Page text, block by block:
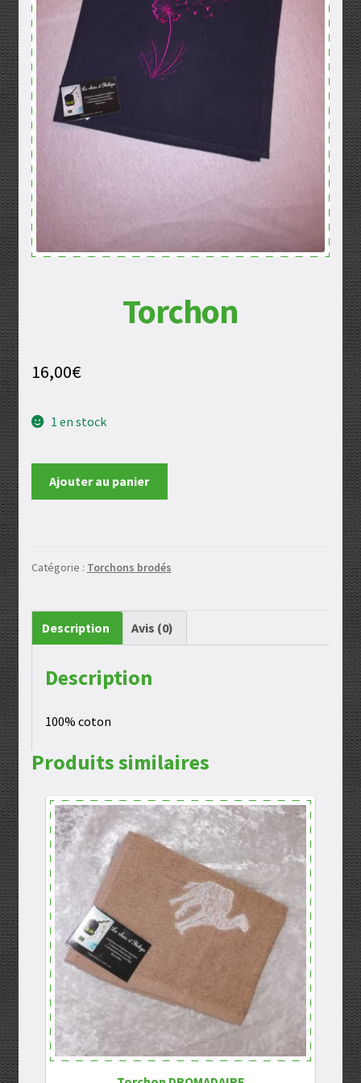
Mentions légales
Mon compte
Panier
Politique de confidentialité
Validation de la commande
Torchon
16,00€
1 en stock
Ajouter au panier
Catégorie : Torchons brodés
Description Avis (0)
Description
100% coton
Produits similaires